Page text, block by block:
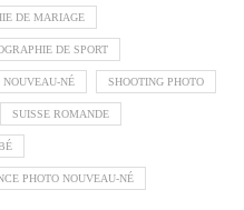
DE MARIAGE
DE SPORT
NOUVEAU-NÉ SHOOTING PHOTO
SUISSE ROMANDE
PHOTO NOUVEAU-NÉ